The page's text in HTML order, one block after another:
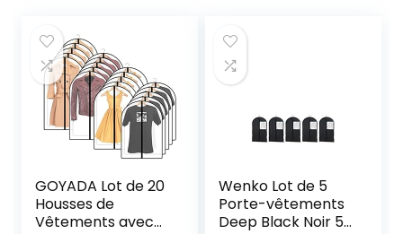
GOYADA Lot de 20
Housses de
Vêtements avec
Wenko Lot de 5
Porte-vêtements
Deep Black Noir 5